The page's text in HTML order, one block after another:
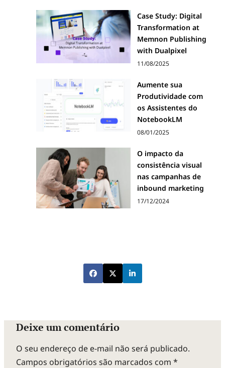
Case Study: Digital
Transformation at
Memnon Publishing
with Dualpixel
11/08/2025
Aumente sua
Produtividade com
os Assistentes do
NotebookLM
08/01/2025
O impacto da
consistência visual
nas campanhas de
inbound marketing
17/12/2024
Deixe um comentário
O seu endereço de e-mail não será publicado.
Campos obrigatórios são marcados com *